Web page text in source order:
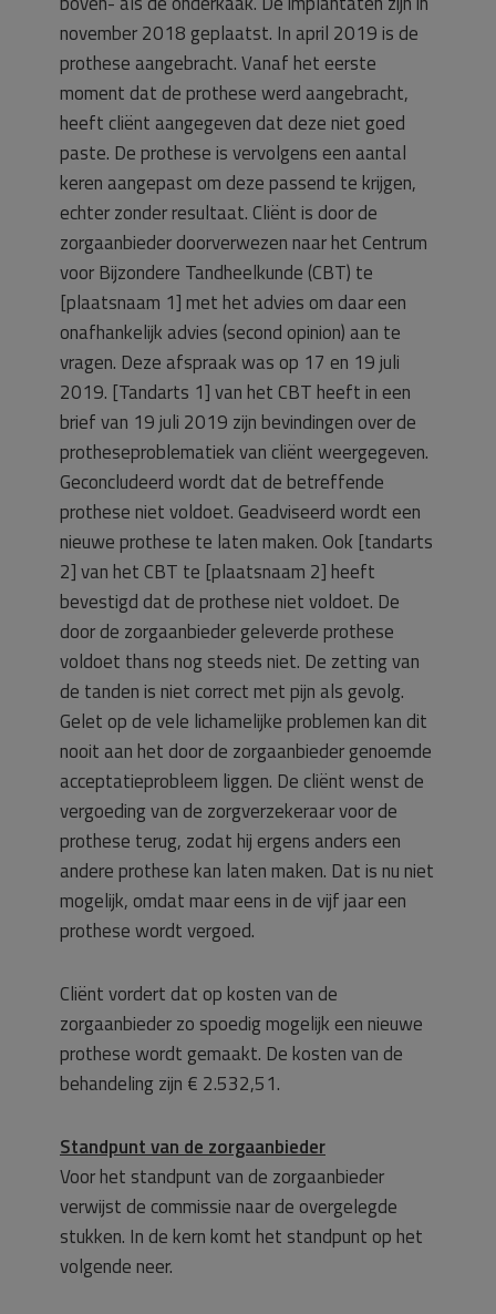
november 2018 geplaatst. In april 2019 is de
prothese aangebracht. Vanaf het eerste
moment dat de prothese werd aangebracht,
heeft cliënt aangegeven dat deze niet goed
paste. De prothese is vervolgens een aantal
keren aangepast om deze passend te krijgen,
echter zonder resultaat. Cliënt is door de
zorgaanbieder doorverwezen naar het Centrum
voor Bijzondere Tandheelkunde (CBT) te
[plaatsnaam 1] met het advies om daar een
onafhankelijk advies (second opinion) aan te
vragen. Deze afspraak was op 17 en 19 juli
2019. [Tandarts 1] van het CBT heeft in een
brief van 19 juli 2019 zijn bevindingen over de
protheseproblematiek van cliënt weergegeven.
Geconcludeerd wordt dat de betreffende
prothese niet voldoet. Geadviseerd wordt een
nieuwe prothese te laten maken. Ook [tandarts
2] van het CBT te [plaatsnaam 2] heeft
bevestigd dat de prothese niet voldoet. De
door de zorgaanbieder geleverde prothese
voldoet thans nog steeds niet. De zetting van
de tanden is niet correct met pijn als gevolg.
Gelet op de vele lichamelijke problemen kan dit
nooit aan het door de zorgaanbieder genoemde
acceptatieprobleem liggen. De cliënt wenst de
vergoeding van de zorgverzekeraar voor de
prothese terug, zodat hij ergens anders een
andere prothese kan laten maken. Dat is nu niet
mogelijk, omdat maar eens in de vijf jaar een
prothese wordt vergoed.
Cliënt vordert dat op kosten van de
zorgaanbieder zo spoedig mogelijk een nieuwe
prothese wordt gemaakt. De kosten van de
behandeling zijn € 2.532,51.
Standpunt van de zorgaanbieder
Voor het standpunt van de zorgaanbieder
verwijst de commissie naar de overgelegde
stukken. In de kern komt het standpunt op het
volgende neer.